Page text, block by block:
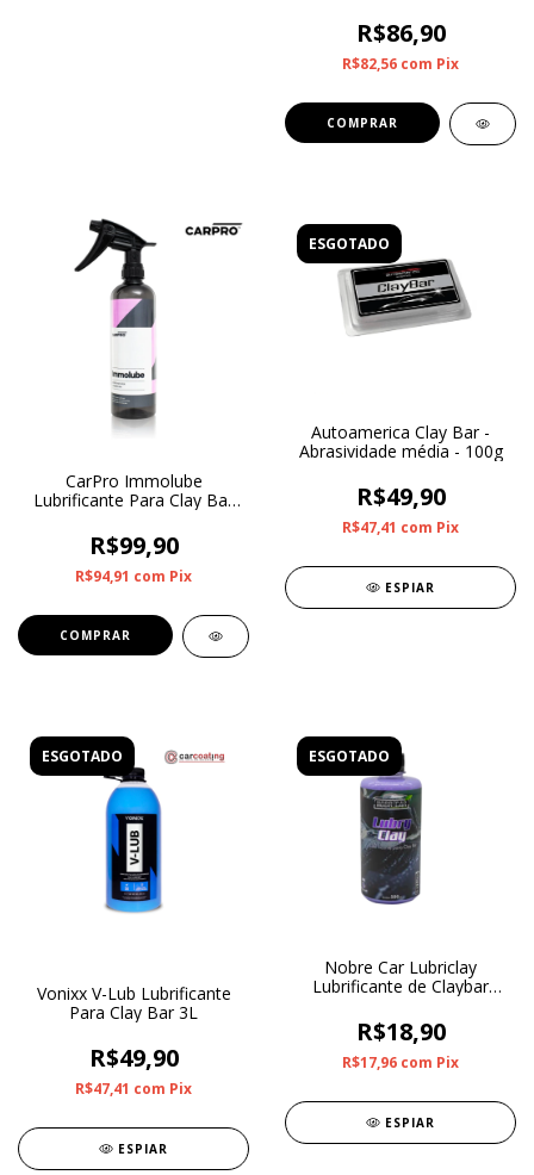
R$86,90
R$82,56 com Pix
CarPro Immolube
Lubrificante Para Clay Bar
R$99,90
R$94,91 com Pix
ESGOTADO
Autoamerica Clay Bar -
Abrasividade média - 100g
R$49,90
R$47,41 com Pix
ESPIAR
ESGOTADO
Vonixx V-Lub Lubrificante
Para Clay Bar 3L
R$49,90
R$47,41 com Pix
ESPIAR
ESGOTADO
Nobre Car Lubriclay
Lubrificante de Claybar
R$18,90
R$17,96 com Pix
ESPIAR